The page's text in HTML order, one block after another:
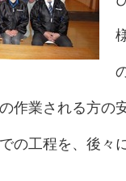
作業される方の
の工程を、後々